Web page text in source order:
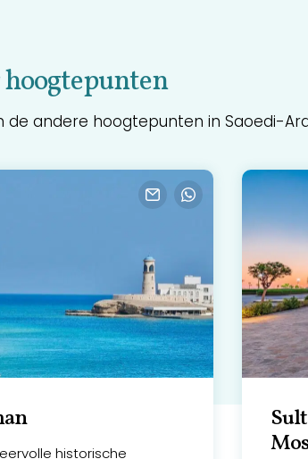
de andere hoogtepunten in Saoedi-
historische